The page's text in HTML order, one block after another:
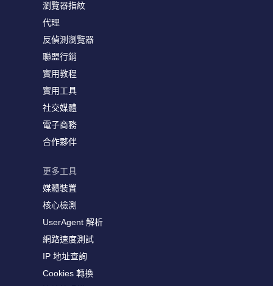
瀏覽器指紋
代理
反偵測瀏覽器
聯盟行銷
實用教程
實用工具
社交媒體
電子商務
合作夥伴
更多工具
媒體裝置
核心檢測
UserAgent 解析
網路速度測試
IP 地址查詢
Cookies 轉換